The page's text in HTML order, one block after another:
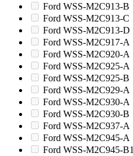
Ford WSS-M2C913-B
Ford WSS-M2C913-C
Ford WSS-M2C913-D
Ford WSS-M2C917-A
Ford WSS-M2C920-A
Ford WSS-M2C925-A
Ford WSS-M2C925-B
Ford WSS-M2C929-A
Ford WSS-M2C930-A
Ford WSS-M2C930-B
Ford WSS-M2C937-A
Ford WSS-M2C945-A
Ford WSS-M2C945-B1